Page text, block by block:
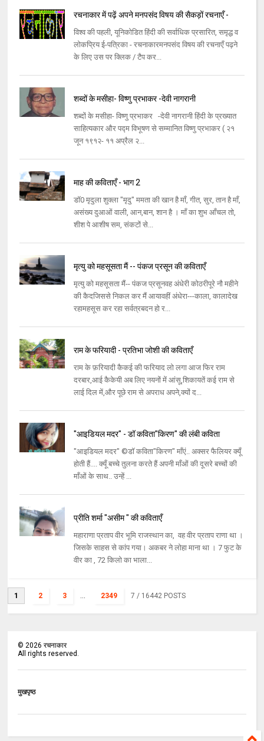
रचनाकार में पढ़ें अपने मनपसंद विषय की सैकड़ों रचनाएँ -
विश्व की पहली, यूनिकोडित हिंदी की सर्वाधिक प्रसारित, समृद्ध व
लोकप्रिय ई-पत्रिका - रचनाकारमनपसंद विषय की रचनाएँ पढ़ने
के लिए उस पर क्लिक / टैप कर...
शब्दों के मसीहा- विष्णु प्रभाकर -देवी नागरानी
शब्दों के मसीहा- विष्णु प्रभाकर -देवी नागरानी हिंदी के प्रख्यात
साहित्यकार और पद्म विभूषण से सम्मानित विष्णु प्रभाकर ( २१
जून १९१२- ११ अप्रैल २...
माह की कविताएँ - भाग 2
डॉ0 मृदुला शुक्ला "मृदु" ममता की खान है माँ, गीत, सुर, तान है माँ,
असंख्य दुआओं वाली, आन,बान, शान है । माँ का शुभ आँचल तो,
शीश पे आशीष सम, संकटों से...
मृत्यु को महसूसता मैं -- पंकज प्रसून की कविताएँ
मृत्यु को महसूसता मैं-- पंकज प्रसूनवह अंधेरी कोठरीपूरे नौ महीने
की कैदजिससे निकल कर मैं आयावहीं अंधेरा---काला, कालादेख
रहामहसूस कर रहा सर्वत्रबदन हो र...
राम के फरियादी - प्रतिभा जोशी की कविताएँ
राम के फ़रियादी कैकई की फरियाद लो लगा आज फिर राम
दरबार,आई कैकेयी अब लिए नयनों में आंसू,शिकायतें कई राम से
लाई दिल में,और पूछे राम से अपराध अपने,क्यों द...
"आइडियल मदर" - डॉ कविता"किरण" की लंबी कविता
"आइडियल मदर" ©डॉ कविता"किरण" माँएं.. अक्सर फैलियर क्यूँ
होती हैं.... क्यूँ बच्चे तुलना करते हैं अपनी माँओं की दूसरे बच्चों की
माँओं के साथ.. उन्हें ...
प्रीति शर्मा "असीम " की कविताएँ
महाराणा प्रताप वीर भूमि राजस्थान का, वह वीर प्रताप राणा था ।
जिसके साहस से कांप गया। अकबर ने लोहा माना था । 7 फुट के
वीर का , 72 किलो का भाला...
1 2 3 ... 2349 7 / 16442 POSTS
©2026 रचनाकार
All rights reserved.
मुखपृष्ठ